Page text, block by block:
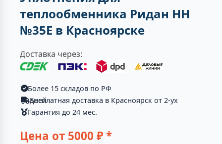
теплообменника Ридан НН
№35Е в Красноярске
Доставка через:
Более 15 складов по РФ
Бесплатная доставка в Красноярск от 2-ух дней
Гарантия до 24 мес.
Цена от 5000 ₽ *